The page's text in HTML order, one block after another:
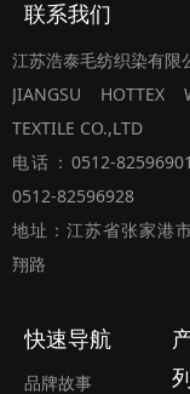
联系我们
江苏浩泰毛纺织染有限
JIANGSU HOTTEX
TEXTILE CO.,LTD
电话：0512-
0512-82596928
地址：江苏省张家港
翔路
快速导航
品牌故事
列